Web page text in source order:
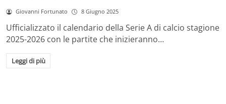
Giovanni Fortunato 8 Giugno 2025
Ufficializzato il calendario della Serie A di calcio stagione
2025-2026 con le partite che inizieranno…
Leggi di più